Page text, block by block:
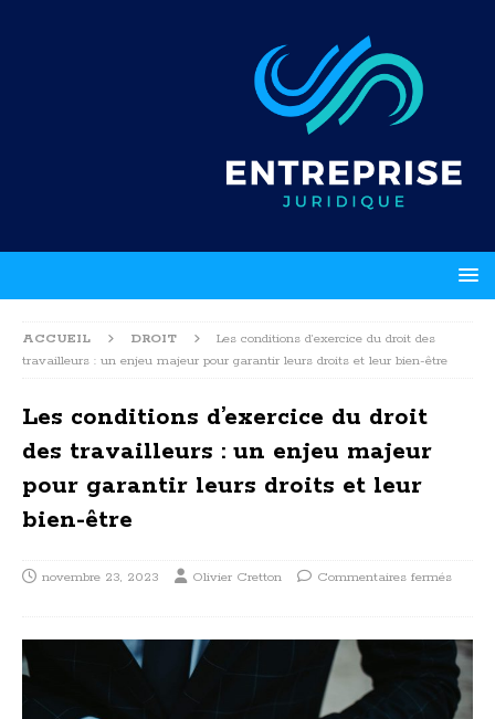
ACCUEIL DROIT
Les conditions d’exercice du droit des
travailleurs : un enjeu majeur pour garantir leurs droits et leur bien-être
Les conditions d’exercice du droit
des travailleurs : un enjeu majeur
pour garantir leurs droits et leur
bien-être
novembre 23, 2023 Olivier Cretton Commentaires fermés